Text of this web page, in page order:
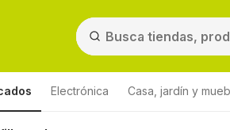
Electrónica Casa, jardín y